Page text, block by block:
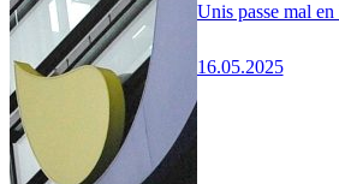
Unis passe mal en
16.05.2025